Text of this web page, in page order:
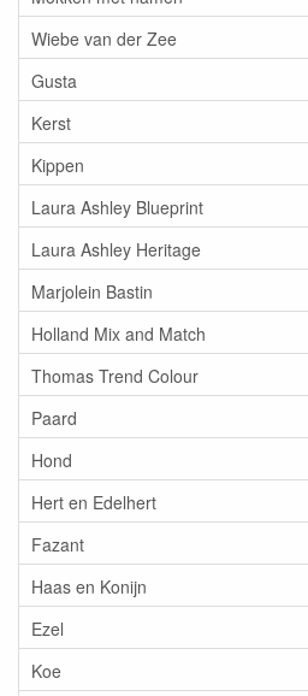
Wiebe van der Zee
Gusta
Kerst
Kippen
Laura Ashley Blueprint
Laura Ashley Heritage
Marjolein Bastin
Holland Mix and Match
Thomas Trend Colour
Paard
Hond
Hert en Edelhert
Fazant
Haas en Konijn
Ezel
Koe